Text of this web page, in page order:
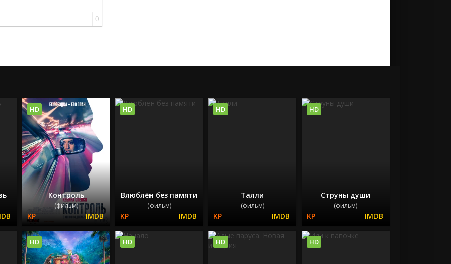
0
Контроль
(фильм)
HD
Влюблён без памяти
(фильм)
HD
Талли
(фильм)
HD
Струны души
(фильм)
HD
HD HD HD HD